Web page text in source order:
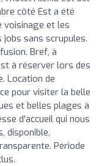
côté Est a été
voisinage et les
sans scrupules.
Bref, à
à réserver lors des
Location de
pour visiter la belle
et belles plages à
d'accueil qui nous
disponible,
Période